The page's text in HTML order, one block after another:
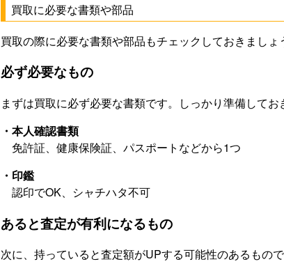
買取に必要な書類や部品
買取の際に必要な書類や部品もチェックしておきましょ
必ず必要なもの
まずは買取に必ず必要な書類です。しっかり準備してお
・本人確認書類
免許証、健康保険証、パスポートなどから1つ
・印鑑
認印でOK、シャチハタ不可
あると査定が有利になるもの
次に、持っていると査定額がUPする可能性のあるもので